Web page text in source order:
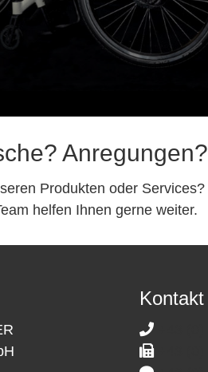
Anregungen?
Produkten oder Services?
helfen Ihnen gerne weiter.
Kontakt